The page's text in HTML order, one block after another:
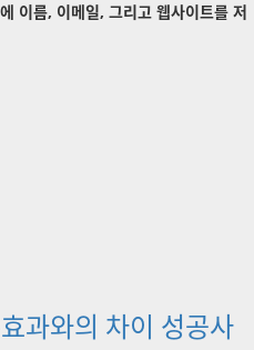
이름, 이메일, 그리고 웹사이트를 저
과와의 차이 성공사